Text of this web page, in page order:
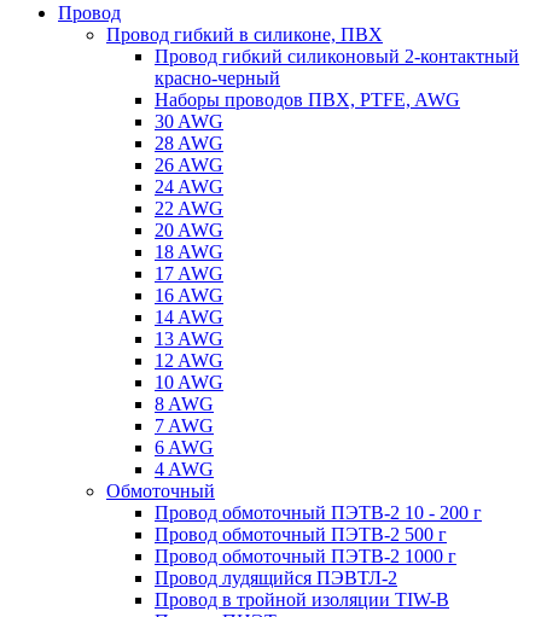
Провод
Провод гибкий в силиконе, ПВХ
Провод гибкий силиконовый 2-контактный
красно-черный
Наборы проводов ПВХ, PTFE, AWG
30 AWG
28 AWG
26 AWG
24 AWG
22 AWG
20 AWG
18 AWG
17 AWG
16 AWG
14 AWG
13 AWG
12 AWG
10 AWG
8 AWG
7 AWG
6 AWG
4 AWG
Обмоточный
Провод обмоточный ПЭТВ-2 10 - 200 г
Провод обмоточный ПЭТВ-2 500 г
Провод обмоточный ПЭТВ-2 1000 г
Провод лудящийся ПЭВТЛ-2
Провод в тройной изоляции TIW-B